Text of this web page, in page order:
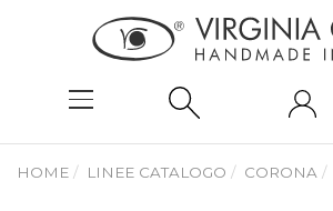
HOME LINEE CATALOGO CORONA